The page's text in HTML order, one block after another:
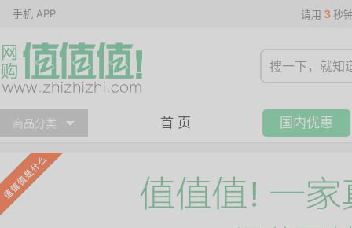
手机 APP 请用 3 秒
商品分类 首 页 国内优惠